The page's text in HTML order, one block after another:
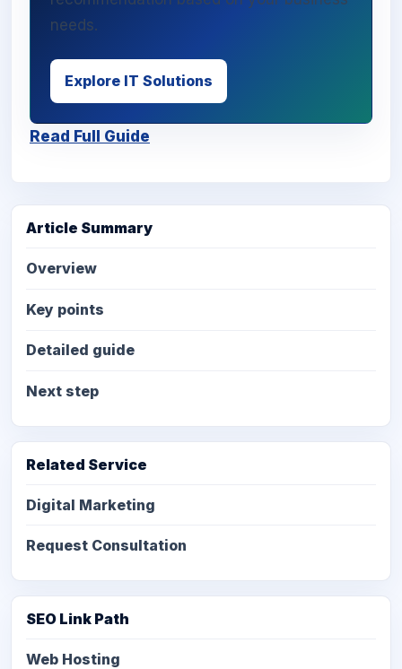
needs.
Explore IT Solutions
Read Full Guide
Article Summary
Overview
Key points
Detailed guide
Next step
Related Service
Digital Marketing
Request Consultation
SEO Link Path
Web Hosting